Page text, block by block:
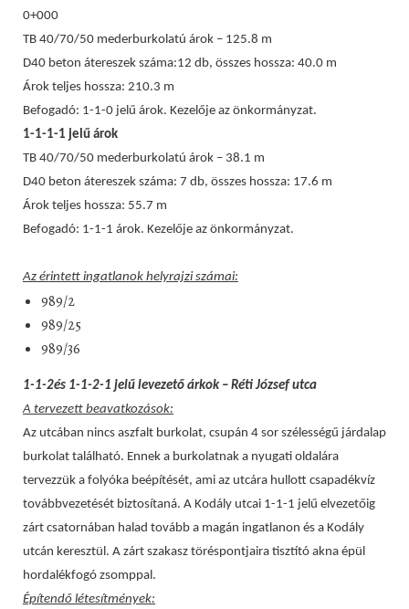
0+000
TB 40/70/50 mederburkolatú árok – 125.8 m
D40 beton átereszek száma:12 db, összes hossza: 40.0 m
Árok teljes hossza: 210.3 m
Befogadó: 1-1-0 jelű árok. Kezelője az önkormányzat.
1-1-1-1 jelű árok
TB 40/70/50 mederburkolatú árok – 38.1 m
D40 beton átereszek száma: 7 db, összes hossza: 17.6 m
Árok teljes hossza: 55.7 m
Befogadó: 1-1-1 árok. Kezelője az önkormányzat.
Az érintett ingatlanok helyrajzi számai:
989/2
989/25
989/36
1-1-2és 1-1-2-1 jelű levezető árkok – Réti József utca
A tervezett beavatkozások:
Az utcában nincs aszfalt burkolat, csupán 4 sor szélességű járdalap
burkolat található. Ennek a burkolatnak a nyugati oldalára
tervezzük a folyóka beépítését, ami az utcára hullott csapadékvíz
továbbvezetését biztosítaná. A Kodály utcai 1-1-1 jelű elvezetőig
zárt csatornában halad tovább a magán ingatlanon és a Kodály
utcán keresztül. A zárt szakasz töréspontjaira tisztító akna épül
hordalékfogó zsomppal.
Építendő létesítmények: